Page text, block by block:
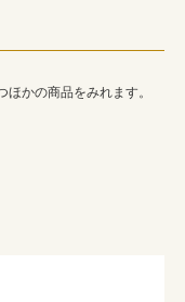
かの商品をみれます。